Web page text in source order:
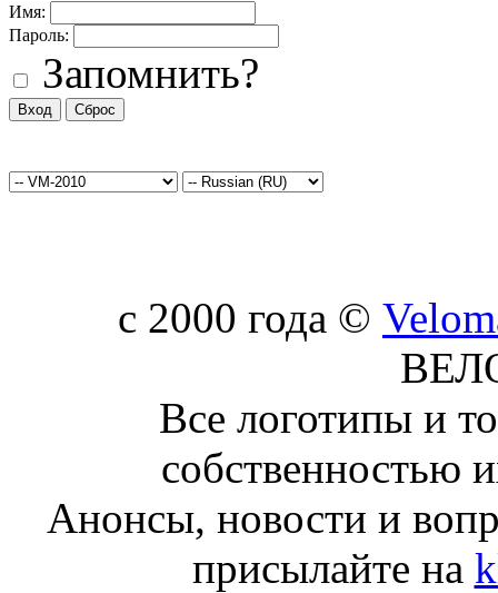
Имя:
Пароль:
Запомнить?
c 2000 года ©
Все логотипы и
собственностью
Анонсы, новости и
присылайте на